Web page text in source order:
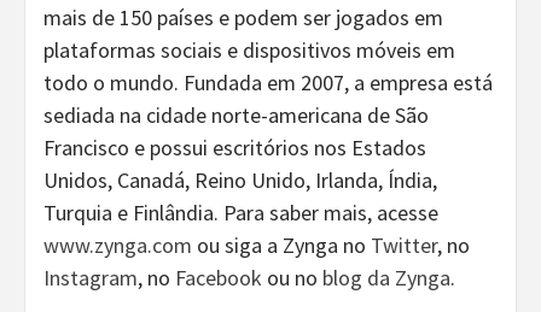
mais de 150 países e podem ser jogados em
plataformas sociais e dispositivos móveis em
todo o mundo. Fundada em 2007, a empresa está
sediada na cidade norte-americana de São
Francisco e possui escritórios nos Estados
Unidos, Canadá, Reino Unido, Irlanda, Índia,
Turquia e Finlândia. Para saber mais, acesse
www.zynga.com ou siga a Zynga no Twitter, no
Instagram, no Facebook ou no blog da Zynga.